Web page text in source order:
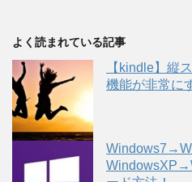
よく読まれている記事
【kindle】縦
機能が非常に